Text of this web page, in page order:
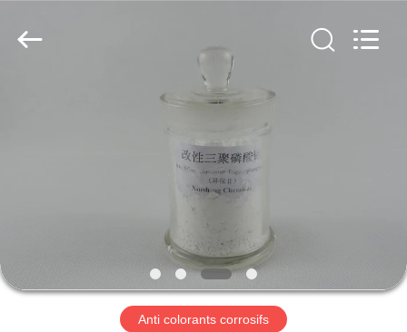
VIDÉOS
Rights
Anti colorants corrosifs